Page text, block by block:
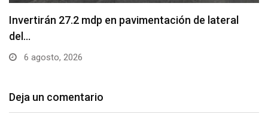
Invertirán 27.2 mdp en pavimentación de lateral
del…
6 agosto, 2026
Deja un comentario